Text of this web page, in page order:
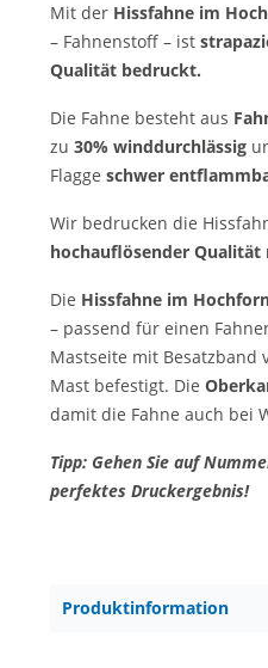
Mit der Hissfahne im
– Fahnenstoff – ist
Qualität bedruckt.
Die Fahne besteht aus
zu 30% winddurchlässig
Flagge schwer
Wir bedrucken die
hochauflösender
Die Hissfahne im
– passend für einen
Mastseite mit Besatzband
Mast befestigt. Die
damit die Fahne auch bei
Tipp: Gehen Sie auf
perfektes Druckergebnis!
Produktinformation